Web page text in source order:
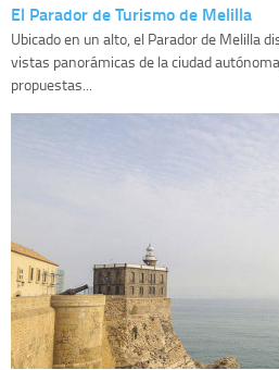
El Parador de Turismo de Melilla
Ubicado en un alto, el Parador de Melilla
vistas panorámicas de la ciudad
propuestas...